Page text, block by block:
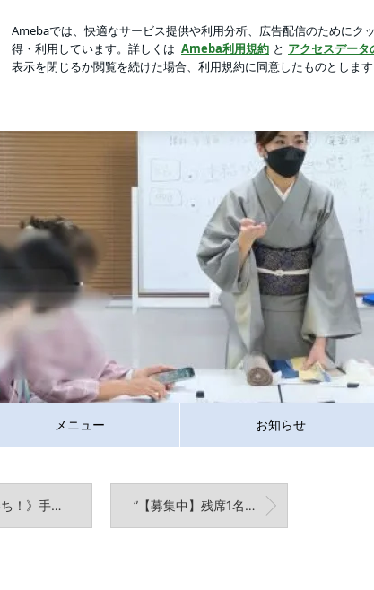
目利き講座レベルアップ紬編” | 京都の着付け教室 き
にぴったりな麻婆茄子牛丼
でオシャレな草木染めの半衿 ”【募集中】残席1名となりました！12月2日 リユース着物目利き講座レベルアップ紬編”
メニュー お知らせ